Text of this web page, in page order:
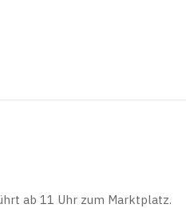
ab 11 Uhr zum Marktplatz.